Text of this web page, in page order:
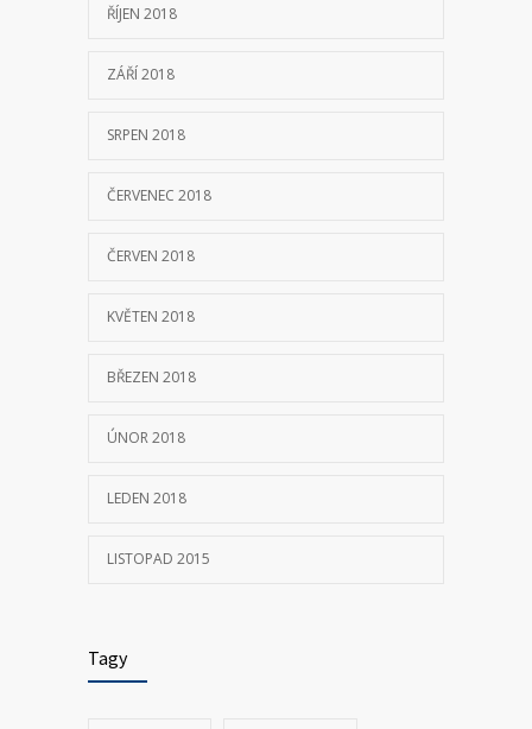
ŘÍJEN 2018
ZÁŘÍ 2018
SRPEN 2018
ČERVENEC 2018
ČERVEN 2018
KVĚTEN 2018
BŘEZEN 2018
ÚNOR 2018
LEDEN 2018
LISTOPAD 2015
Tagy